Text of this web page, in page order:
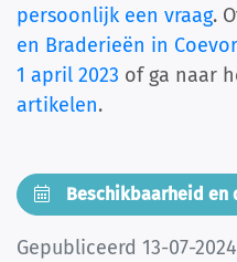
persoonlijk een vraag.
en Braderieën in
1 april 2023 of ga naar
artikelen.
Beschikbaarheid en
Gepubliceerd 13-07-